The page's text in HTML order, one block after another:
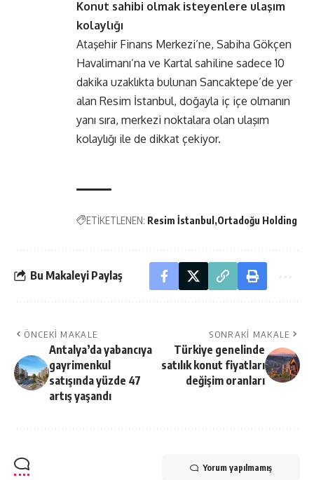
Konut sahibi olmak isteyenlere ulaşım
kolaylığı
Ataşehir Finans Merkezi’ne, Sabiha Gökçen
Havalimanı’na ve Kartal sahiline sadece 10
dakika uzaklıkta bulunan Sancaktepe’de yer
alan Resim İstanbul, doğayla iç içe olmanın
yanı sıra, merkezi noktalara olan ulaşım
kolaylığı ile de dikkat çekiyor.
ETİKETLENEN: Resim İstanbul Ortadoğu Holding
Bu Makaleyi Paylaş
ÖNCEKI MAKALE
Antalya’da yabancıya
gayrimenkul
satışında yüzde 47
artış yaşandı
SONRAKI MAKALE
Türkiye genelinde
satılık konut fiyatları
değişim oranları
Yorum yapılmamış